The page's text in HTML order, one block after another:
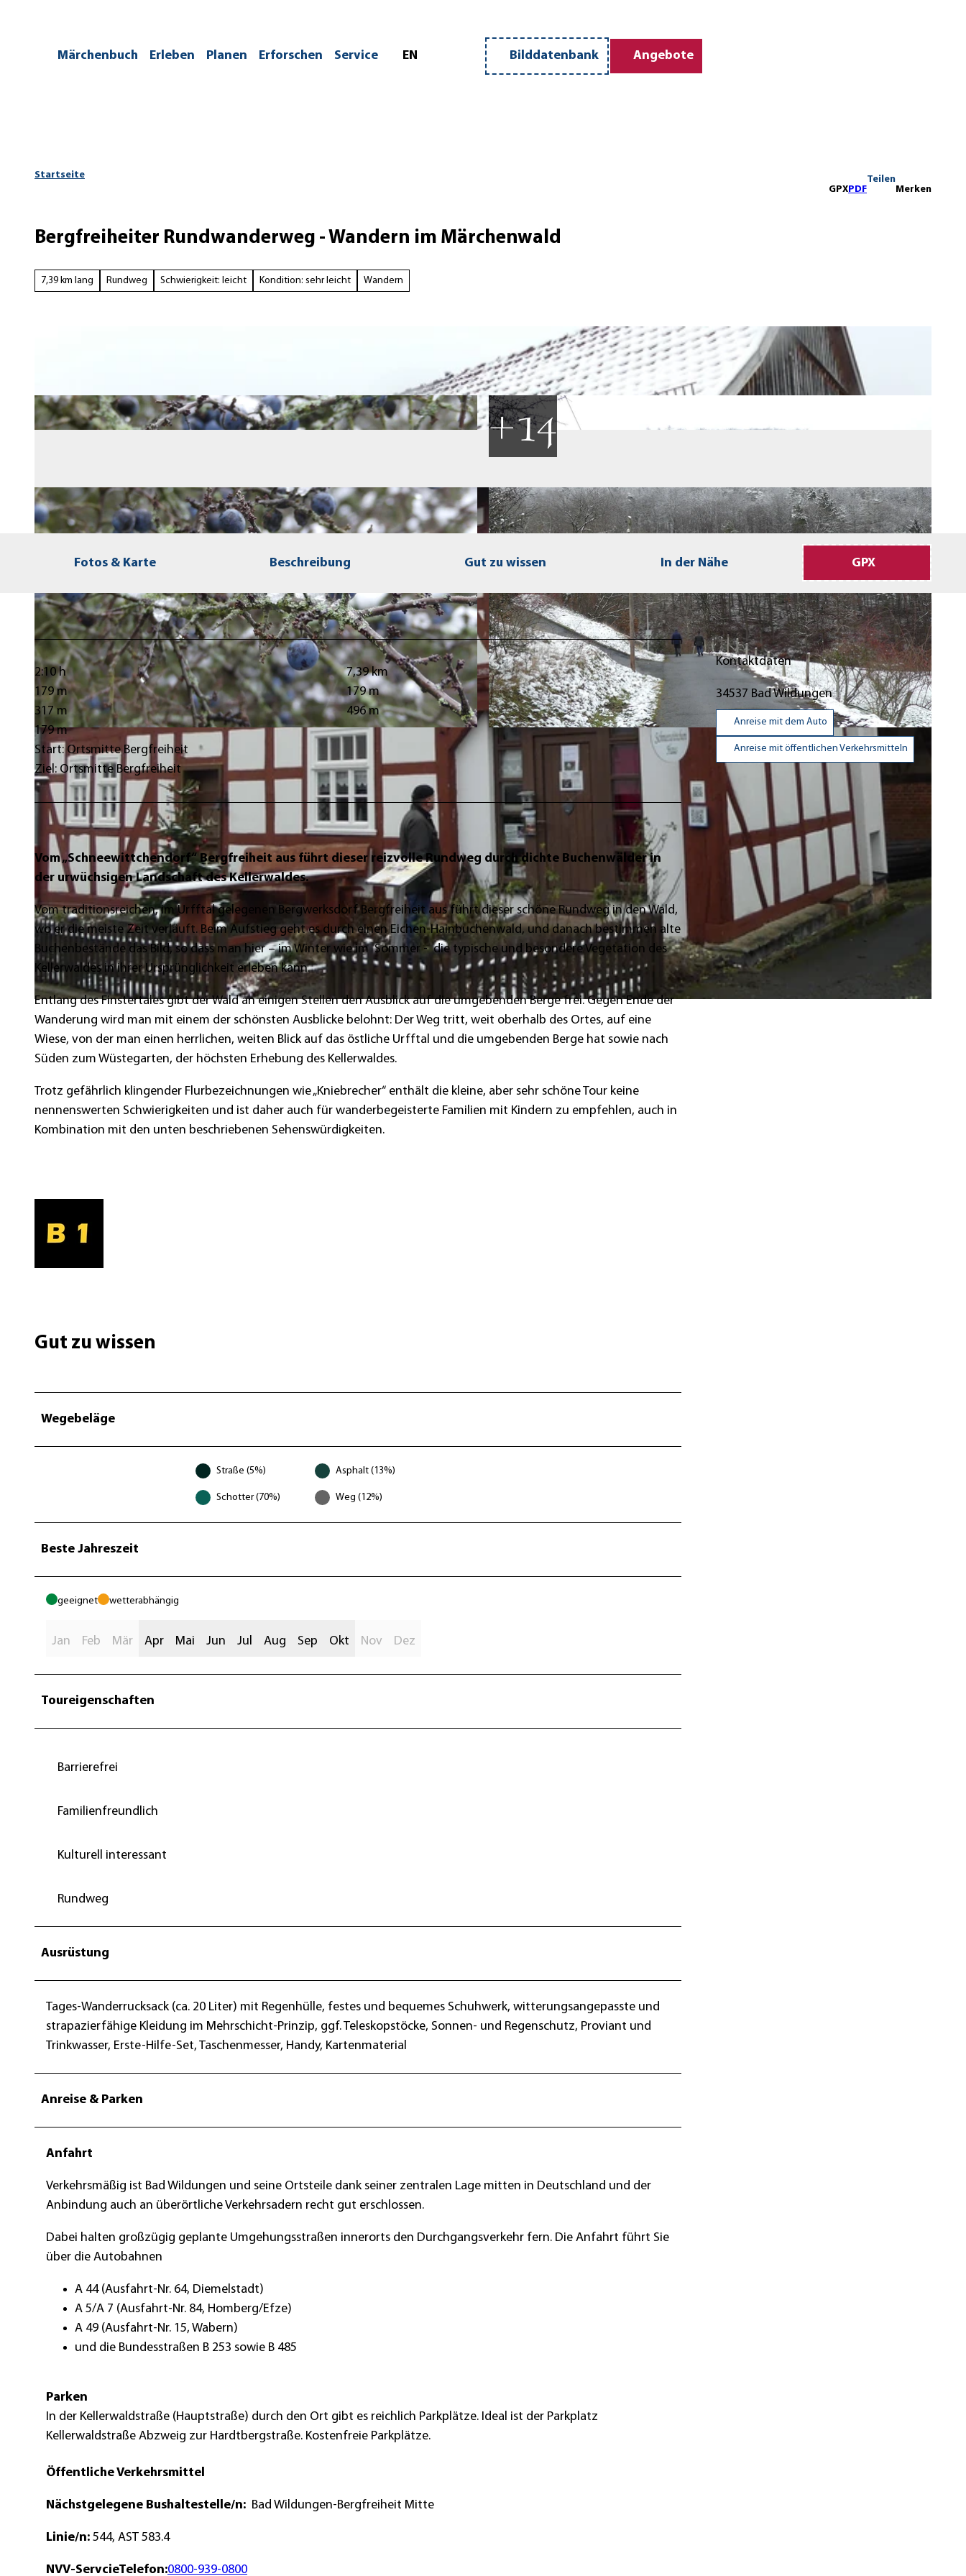
Märchenbuch Erleben Planen Erforschen Service EN
Merkzettel
Suche
Bilddatenbank Angebote
Startseite
GPXPDF
Teilen
Merken
Bergfreiheiter Rundwanderweg - Wandern im Märchenwald
7,39 km lang Rundweg Schwierigkeit: leicht Kondition: sehr leicht Wandern
© Gereon Schoplick, Stadtmarketing Bad Wildungen
© Gereon Schoplick, Stadtmarketing Bad Wildungen © Gereon Schoplick, Stadtmarketing Bad Wildungen
Fotos & Karte Beschreibung Gut zu wissen In der Nähe GPX
2:10 h
7,39 km
179 m
179 m
317 m
496 m
179 m
Start: Ortsmitte Bergfreiheit
Ziel: Ortsmitte Bergfreiheit
Vom „Schneewittchendorf“ Bergfreiheit aus führt dieser reizvolle Rundweg durch dichte Buchenwälder in
der urwüchsigen Landschaft des Kellerwaldes.
Vom traditionsreichen, im Urfftal gelegenen Bergwerksdorf Bergfreiheit aus führt dieser schöne Rundweg in den Wald,
wo er die meiste Zeit verläuft. Beim Aufstieg geht es durch einen Eichen-Hainbuchenwald, und danach bestimmen alte
Buchenbestände das Bild, so dass man hier – im Winter wie im Sommer - die typische und besondere Vegetation des
Kellerwaldes in ihrer Ursprünglichkeit erleben kann.
Entlang des Finstertales gibt der Wald an einigen Stellen den Ausblick auf die umgebenden Berge frei. Gegen Ende der
Wanderung wird man mit einem der schönsten Ausblicke belohnt: Der Weg tritt, weit oberhalb des Ortes, auf eine
Wiese, von der man einen herrlichen, weiten Blick auf das östliche Urfftal und die umgebenden Berge hat sowie nach
Süden zum Wüstegarten, der höchsten Erhebung des Kellerwaldes.
Trotz gefährlich klingender Flurbezeichnungen wie „Kniebrecher“ enthält die kleine, aber sehr schöne Tour keine
nennenswerten Schwierigkeiten und ist daher auch für wanderbegeisterte Familien mit Kindern zu empfehlen, auch in
Kombination mit den unten beschriebenen Sehenswürdigkeiten.
Gut zu wissen
Wegebeläge
Straße (5%) Asphalt (13%)
Schotter (70%) Weg (12%)
Beste Jahreszeit
geeignet wetterabhängig
Jan Feb Mär Apr Mai Jun Jul Aug Sep Okt Nov Dez
Toureigenschaften
Barrierefrei
Familienfreundlich
Kulturell interessant
Rundweg
Ausrüstung
Tages-Wanderrucksack (ca. 20 Liter) mit Regenhülle, festes und bequemes Schuhwerk, witterungsangepasste und
strapazierfähige Kleidung im Mehrschicht-Prinzip, ggf. Teleskopstöcke, Sonnen- und Regenschutz, Proviant und
Trinkwasser, Erste-Hilfe-Set, Taschenmesser, Handy, Kartenmaterial
Anreise & Parken
Anfahrt
Verkehrsmäßig ist Bad Wildungen und seine Ortsteile dank seiner zentralen Lage mitten in Deutschland und der
Anbindung auch an überörtliche Verkehrsadern recht gut erschlossen.
Dabei halten großzügig geplante Umgehungsstraßen innerorts den Durchgangsverkehr fern. Die Anfahrt führt Sie
über die Autobahnen
A 44 (Ausfahrt-Nr. 64, Diemelstadt)
A 5/A 7 (Ausfahrt-Nr. 84, Homberg/Efze)
A 49 (Ausfahrt-Nr. 15, Wabern)
und die Bundesstraßen B 253 sowie B 485
Parken
In der Kellerwaldstraße (Hauptstraße) durch den Ort gibt es reichlich Parkplätze. Ideal ist der Parkplatz
Kellerwaldstraße Abzweig zur Hardtbergstraße. Kostenfreie Parkplätze.
Öffentliche Verkehrsmittel
Nächstgelegene Bushaltestelle/n: Bad Wildungen-Bergfreiheit Mitte
Linie/n: 544, AST 583.4
NVV-ServcieTelefon:0800-939-0800
Kontaktdaten
34537 Bad Wildungen
Anreise mit dem Auto
Anreise mit öffentlichen Verkehrsmitteln